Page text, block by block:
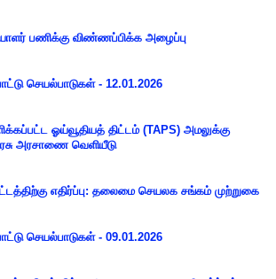
பணிக்கு விண்ணப்பிக்க அழைப்பு
செயல்பாடுகள் - 12.01.2026
ஓய்வூதியத் திட்டம் (TAPS) அமலுக்கு
அரசாணை வெளியீடு
எதிர்ப்பு: தலைமை செயலக சங்கம் முற்றுகை
செயல்பாடுகள் - 09.01.2026